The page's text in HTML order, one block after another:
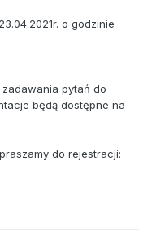
o godzinie
pytań do
będą dostępne na
do rejestracji: